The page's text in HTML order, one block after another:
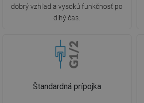
dobrý vzhľad a vysokú funkčnosť po
dlhý čas.
Štandardná prípojka